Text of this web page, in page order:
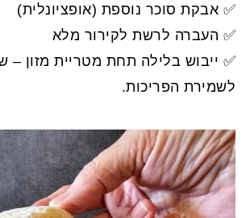
✅ אבקת סוכר נוספת (אופציונלית)
✅ העברה לרשת לקירור מלא
✅ ייבוש בלילה תחת מטריית מזון –
לשמירת הפריכות.